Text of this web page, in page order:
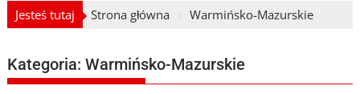
Jesteś tutaj Strona główna Warmińsko-Mazurskie
Kategoria:Warmińsko-Mazurskie